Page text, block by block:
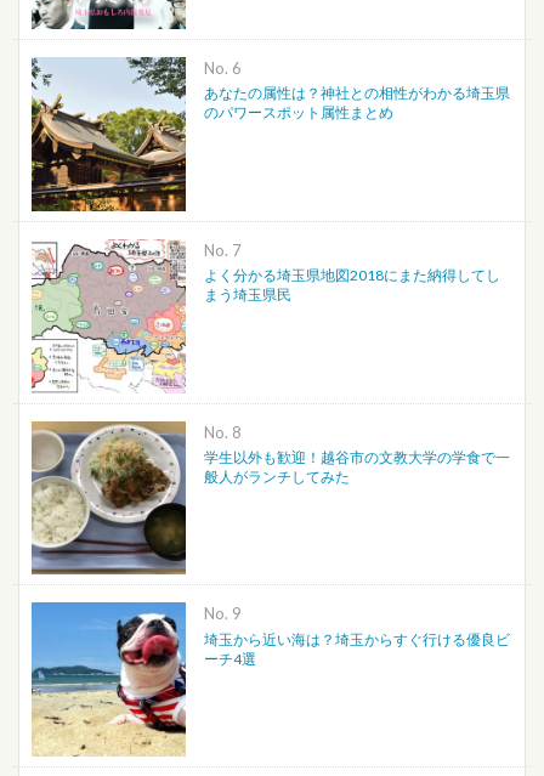
No.
あなたの属性は？神社との相性がわかる埼玉県
のパワースポット属性まとめ
No.
よく分かる埼玉県地図2018にまた納得してし
まう埼玉県民
No.
学生以外も歓迎！越谷市の文教大学の学食で一
般人がランチしてみた
No.
埼玉から近い海は？埼玉からすぐ行ける優良ビ
ーチ4選